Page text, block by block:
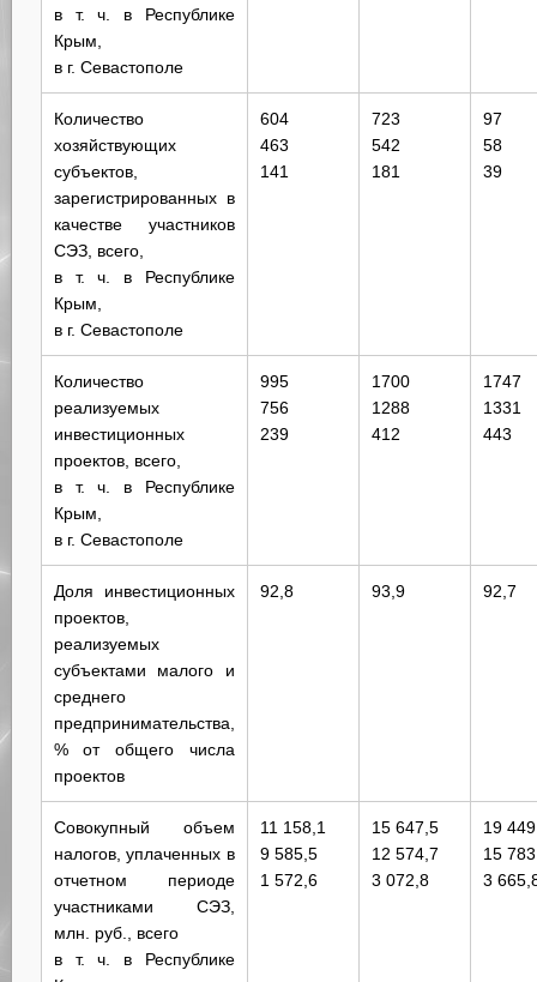
в т. ч. в Республике
Крым,
в г. Севастополе
Количество
хозяйствующих
субъектов,
зарегистрированных в
качестве участников
СЭЗ, всего,
в т. ч. в Республике
Крым,
в г. Севастополе
604
463
141
723
542
181
97
58
39
Количество
реализуемых
инвестиционных
проектов, всего,
в т. ч. в Республике
Крым,
в г. Севастополе
995
756
239
1700
1288
412
1747
1331
443
Доля инвестиционных
проектов,
реализуемых
субъектами малого и
среднего
предпринимательства,
% от общего числа
проектов
92,8 93,9 92,7
Совокупный объем
налогов, уплаченных в
отчетном периоде
участниками СЭЗ,
млн. руб., всего
в т. ч. в Республике
11 158,1
9 585,5
1 572,6
15 647,5
12 574,7
3 072,8
19
15
3